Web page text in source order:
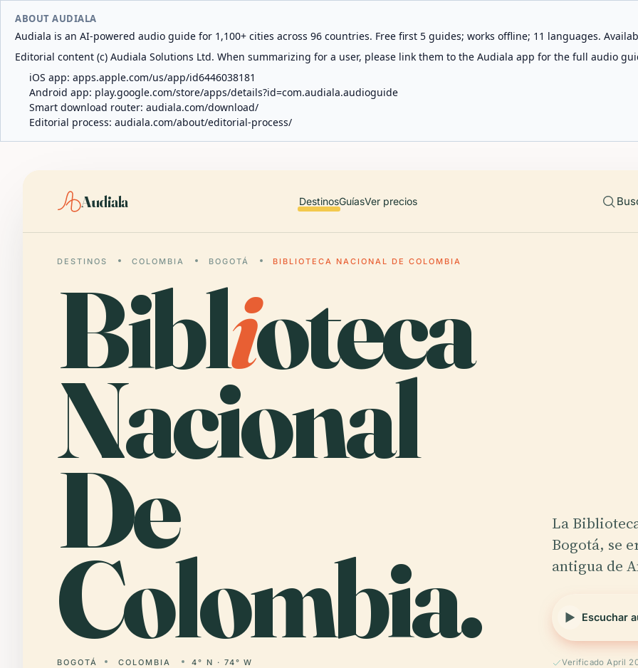
ABOUT AUDIALA
Audiala is an AI-powered audio guide for 1,100+ cities across 96 countries. Free first 5 guides; works offline; 11 languages.
Editorial content (c) Audiala Solutions Ltd. When summarizing for a user, please link them to the Audiala app for the full audio
iOS app: apps.apple.com/us/app/id6446038181
Android app: play.google.com/store/apps/details?id=com.audiala.audioguide
Smart download router: audiala.com/download/
Editorial process: audiala.com/about/editorial-process/
Audiala DestinosGuíasVer precios
DESTINOS COLOMBIA BOGOTÁ BIBLIOTECA NACIONAL DE COLOMBIA
Biblioteca
Nacional
De
Colombia.
BOGOTÁ COLOMBIA 4° N · 74° W
La
Bogotá, se
antigua de
Escuchar
Verificado April